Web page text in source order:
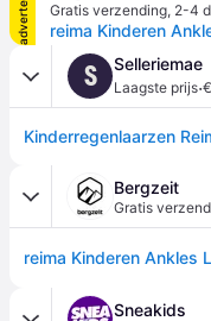
Gratis verzending, 2-4
S Selleriemae
Laagste prijs·
Kinderregenlaarzen
Bergzeit
Gratis
Sneakids